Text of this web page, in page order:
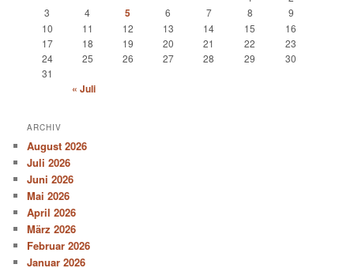
3
4 5 6 7 8
9
10
11 12 13 14 15
16
17
18 19 20 21 22
23
24
25 26 27 28 29
30
31
« Juli
ARCHIV
August 2026
Juli 2026
Juni 2026
Mai 2026
April 2026
März 2026
Februar 2026
Januar 2026